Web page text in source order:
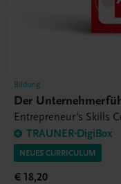
Bildung
Der
Entrepreneur's Skills
TRAUNER-DigiBox
NEUES CURRICULUM
€ 18,20